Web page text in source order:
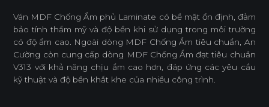
Ván MDF Chống Ẩm phủ Laminate có bề mặt ổn định, đảm
bảo tính thẩm mỹ và độ bền khi sử dụng trong môi trường
có độ ẩm cao. Ngoài dòng MDF Chống Ẩm tiêu chuẩn, An
Cường còn cung cấp dòng MDF Chống Ẩm đạt tiêu chuẩn
V313 với khả năng chịu ẩm cao hơn, đáp ứng các yêu cầu
kỹ thuật và độ bền khắt khe của nhiều công trình.